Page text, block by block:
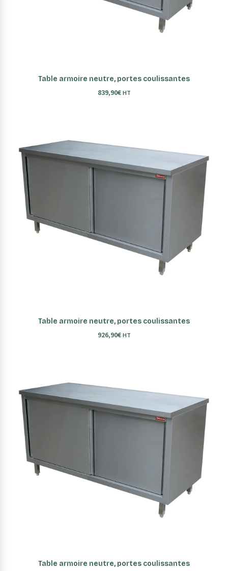
AJOUTER AU PANIER
Table armoire neutre, portes coulissantes
839,90€ HT
AJOUTER AU PANIER
Table armoire neutre, portes coulissantes
926,90€ HT
AJOUTER AU PANIER
Table armoire neutre, portes coulissantes